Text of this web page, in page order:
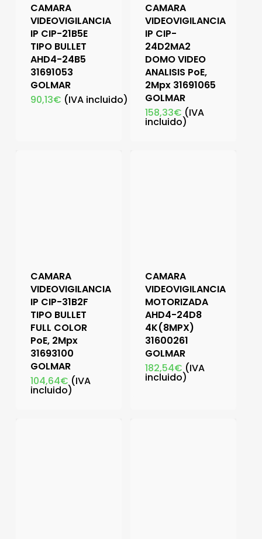
CAMARA
VIDEOVIGILANCIA
IP CIP-21B5E
TIPO BULLET
AHD4-24B5
31691053
GOLMAR
90,13€ (IVA incluido)
CAMARA
VIDEOVIGILANCIA
IP CIP-
24D2MA2
DOMO VIDEO
ANALISIS PoE,
2Mpx 31691065
GOLMAR
158,33€ (IVA
incluido)
CAMARA
VIDEOVIGILANCIA
IP CIP-31B2F
TIPO BULLET
FULL COLOR
PoE, 2Mpx
31693100
GOLMAR
104,64€ (IVA
incluido)
CAMARA
VIDEOVIGILANCIA
MOTORIZADA
AHD4-24D8
4K(8MPX)
31600261
GOLMAR
182,54€ (IVA
incluido)